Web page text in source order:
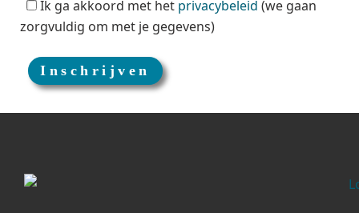
Ik ga akkoord met het privacybeleid (we gaan
zorgvuldig om met je gegevens)